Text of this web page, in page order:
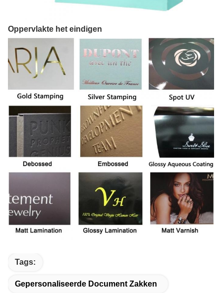
Oppervlakte het eindigen
Tags:
Gepersonaliseerde Document Zakken